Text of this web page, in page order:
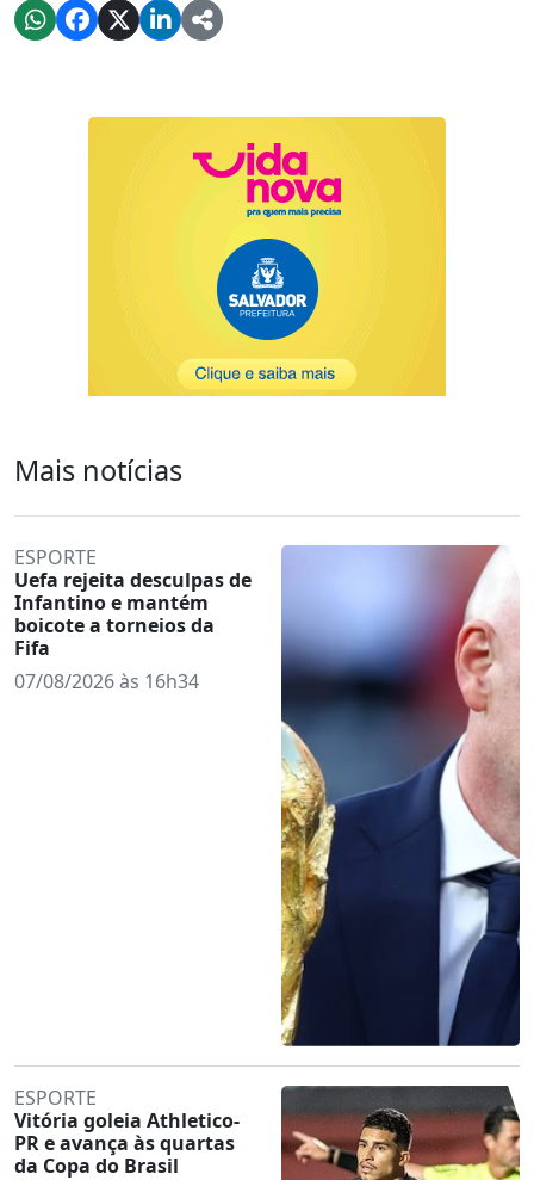
Mais notícias
ESPORTE
Uefa rejeita desculpas de
Infantino e mantém
boicote a torneios da
Fifa
07/08/2026 às 16h34
ESPORTE
Vitória goleia Athletico-
PR e avança às quartas
da Copa do Brasil